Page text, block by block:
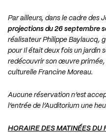
Par ailleurs, dans le cadre des
projections du 26 septembre
réalisateur Philippe Baylaucq,
pour Il était deux fois un jardin
redécouvrir son œuvre
culturelle Francine Moreau.
Aucune réservation n’est
l’entrée de l’Auditorium une
HORAIRE DES MATINÉES DU